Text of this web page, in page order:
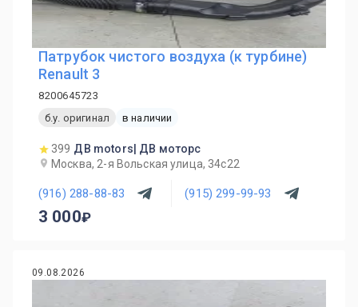
Патрубок чистого воздуха (к турбине)
Renault 3
8200645723
б.у. оригинал
в наличии
399 ДВ motors| ДВ моторс
Москва, 2-я Вольская улица, 34с22
(916) 288-88-83 (915) 299-99-93
3 000
09.08.2026